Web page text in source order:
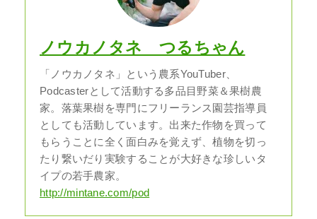
ノウカノタネ つるちゃん
「ノウカノタネ」という農系YouTuber、
Podcasterとして活動する多品目野菜＆果樹農
家。落葉果樹を専門にフリーランス園芸指導員
としても活動しています。出来た作物を買って
もらうことに全く面白みを覚えず、植物を切っ
たり繋いだり実験することが大好きな珍しいタ
イプの若手農家。
http://mintane.com/pod